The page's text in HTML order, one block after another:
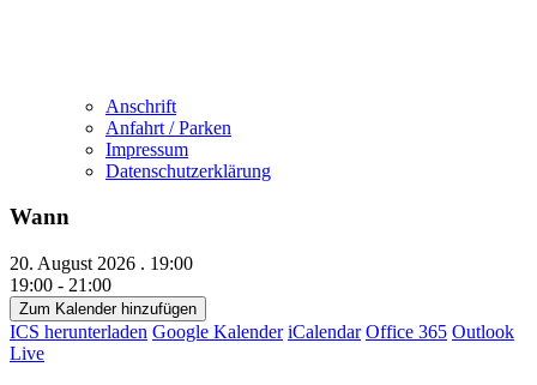
Anschrift
Anfahrt / Parken
Impressum
Datenschutzerklärung
Wann
20. August 2026 . 19:00
19:00 - 21:00
Zum Kalender hinzufügen
ICS herunterladen Google Kalender iCalendar Office 365 Outlook
Live